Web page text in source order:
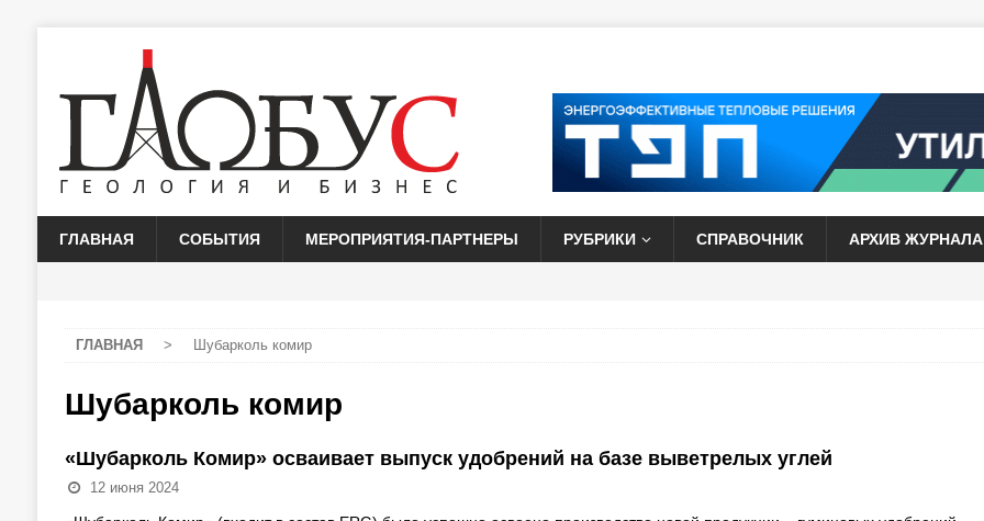
ГЛАВНАЯ СОБЫТИЯ МЕРОПРИЯТИЯ-ПАРТНЕРЫ РУБРИКИ СПРАВОЧНИК АРХИВ ЖУРНАЛА
ГЛАВНАЯ > Шубарколь комир
Шубарколь комир
«Шубарколь Комир» осваивает выпуск удобрений на базе выветрелых углей
12 июня 2024